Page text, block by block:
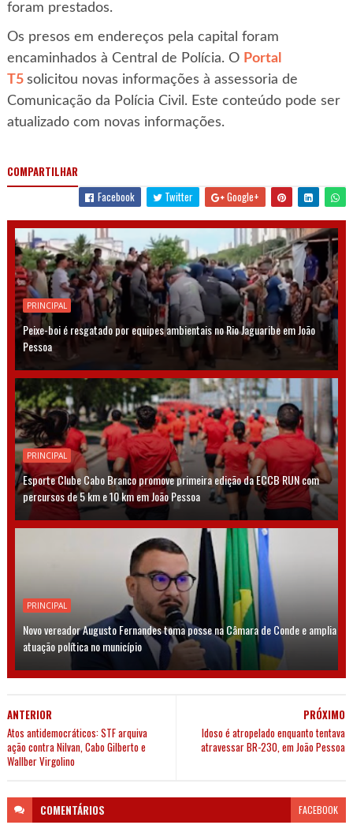
foram prestados.
Os presos em endereços pela capital foram
encaminhados à Central de Polícia. O Portal
T5 solicitou novas informações à assessoria de
Comunicação da Polícia Civil. Este conteúdo pode ser
atualizado com novas informações.
COMPARTILHAR
Facebook
Twitter Google+
PRINCIPAL
Peixe-boi é resgatado por equipes ambientais no Rio Jaguaribe em João
Pessoa
PRINCIPAL
Esporte Clube Cabo Branco promove primeira edição da ECCB RUN com
percursos de 5 km e 10 km em João Pessoa
PRINCIPAL
Novo vereador Augusto Fernandes toma posse na Câmara de Conde e amplia
atuação política no município
PRÓXIMO
Idoso é atropelado enquanto tentava
atravessar BR-230, em João Pessoa
ANTERIOR
Atos antidemocráticos: STF arquiva
ação contra Nilvan, Cabo Gilberto e
Wallber Virgolino
COMENTÁRIOS FACEBOOK